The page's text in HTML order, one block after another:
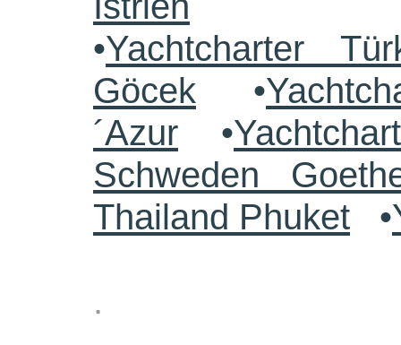
•Yachtcharter
Göcek •
´Azur •
Schweden
Thailand Phuket •
.